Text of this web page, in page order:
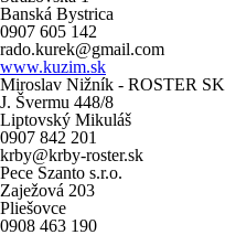
Banská Bystrica
0907 605 142
rado.kurek@gmail.com
www.kuzim.sk
Miroslav Nižník - ROSTER SK
J. Švermu 448/8
Liptovský Mikuláš
0907 842 201
krby@krby-roster.sk
Pece Szanto s.r.o.
Zaježová 203
Pliešovce
0908 463 190